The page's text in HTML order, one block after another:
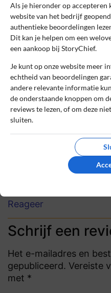
Martijn Groen 21
Beoordeling: 8
Efficiënte
StoryChief maakt
distributie extreem
overzichtelijk. Met
geplande socials
Review handmatig
Reageer
Schrijf een
Het e-mailadres en
gepubliceerd. Vereiste
met *
Als je hieronder op
website van het bedrijf
authentieke beoordelingen
Dit kan je helpen om een
een aankoop bij StoryChief.
Je kunt op onze website meer
echtheid van beoordelingen
andere relevante informatie
de onderstaande knoppen om
reviews te lezen, of om deze
sluiten.